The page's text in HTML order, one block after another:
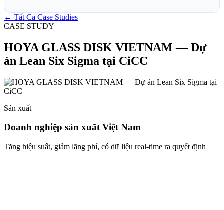
← Tất Cả Case Studies
CASE STUDY
HOYA GLASS DISK VIETNAM — Dự
án Lean Six Sigma tại CiCC
Sản xuất
Doanh nghiệp sản xuất Việt Nam
Tăng hiệu suất, giảm lãng phí, có dữ liệu real-time ra quyết định